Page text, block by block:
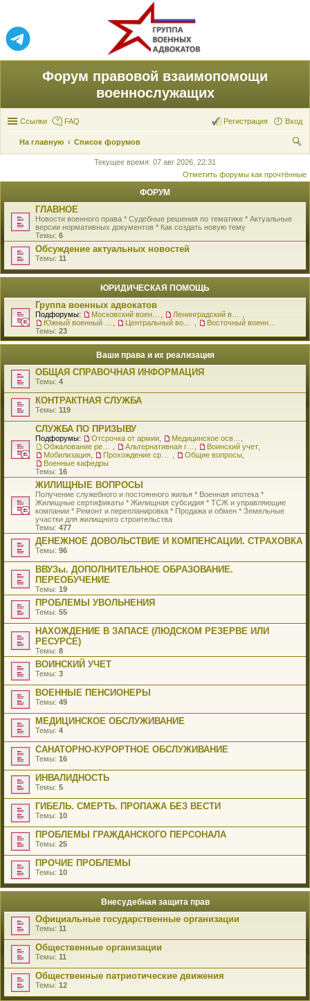
Форум правовой взаимопомощи
военнослужащих
Ссылки FAQ Вход
Регистрация
На главную
Список форумов
ск
Текущее время: 07 авг 2026, 22:31
Отметить форумы как прочтённые
ФОРУМ
ГЛАВНОЕ
Новости военного права * Судебные решения по тематике * Актуальные
версии нормативных документов * Как создать новую тему
Темы: 6
Обсуждение актуальных новостей
Темы: 11
ЮРИДИЧЕСКАЯ ПОМОЩЬ
Группа военных адвокатов
Подфорумы:
Темы: 23
Ваши права и их реализация
ОБЩАЯ СПРАВОЧНАЯ ИНФОРМАЦИЯ
Темы: 4
КОНТРАКТНАЯ СЛУЖБА
Темы: 119
СЛУЖБА ПО ПРИЗЫВУ
Подфорумы: Отсрочка от армии
Воинский учет
Мобилизация
Общие вопросы
Военные кафедры
Темы: 16
ЖИЛИЩНЫЕ ВОПРОСЫ
Получение служебного и постоянного жилья * Военная ипотека *
Жилищные сертификаты * Жилищная субсидия * ТСЖ и управляющие
компании * Ремонт и перепланировка * Продажа и обмен * Земельные
участки для жилищного строительства
Темы: 477
ДЕНЕЖНОЕ ДОВОЛЬСТВИЕ И КОМПЕНСАЦИИ. СТРАХОВКА
Темы: 96
ВВУЗы. ДОПОЛНИТЕЛЬНОЕ ОБРАЗОВАНИЕ.
ПЕРЕОБУЧЕНИЕ
Темы: 19
ПРОБЛЕМЫ УВОЛЬНЕНИЯ
Темы: 55
НАХОЖДЕНИЕ В ЗАПАСЕ (ЛЮДСКОМ РЕЗЕРВЕ ИЛИ
РЕСУРСЕ)
Темы: 8
ВОИНСКИЙ УЧЕТ
Темы: 3
ВОЕННЫЕ ПЕНСИОНЕРЫ
Темы: 49
МЕДИЦИНСКОЕ ОБСЛУЖИВАНИЕ
Темы: 4
САНАТОРНО-КУРОРТНОЕ ОБСЛУЖИВАНИЕ
Темы: 16
ИНВАЛИДНОСТЬ
Темы: 5
ГИБЕЛЬ. СМЕРТЬ. ПРОПАЖА БЕЗ ВЕСТИ
Темы: 10
ПРОБЛЕМЫ ГРАЖДАНСКОГО ПЕРСОНАЛА
Темы: 25
ПРОЧИЕ ПРОБЛЕМЫ
Темы: 10
Внесудебная защита прав
Официальные государственные организации
Темы: 11
Общественные организации
Темы: 11
Общественные патриотические движения
Темы: 12